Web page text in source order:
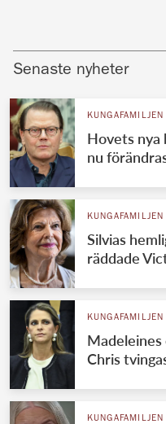
Senaste nyheter
KUNGAFAMILJEN
Hovets nya
nu
KUNGAFAMILJEN
Silvias
räddade
KUNGAFAMILJEN
Chris
KUNGAFAMILJEN